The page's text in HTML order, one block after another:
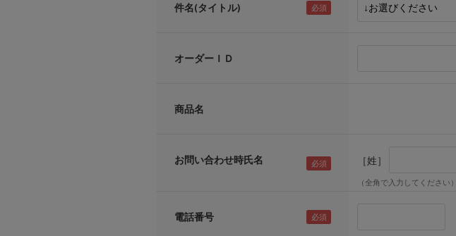
件名(タイトル)
オーダーＩＤ
商品名
お問い合わせ時氏名 ［姓］
（全角で入力してください）
電話番号